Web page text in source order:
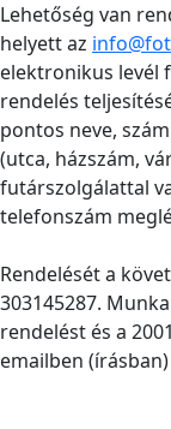
Lehetőség van
helyett az
elektronikus levél
rendelés
pontos neve,
(utca, házszám,
futárszolgálattal
telefonszám
Rendelését a
303145287.
rendelést és a
emailben